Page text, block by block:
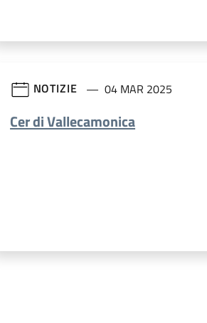
NOTIZIE 04 MAR 2025
Cer di Vallecamonica